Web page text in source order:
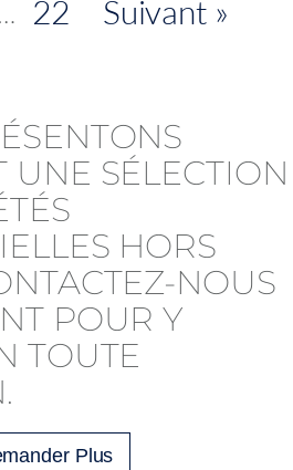
… 22 Suivant »
UNE SÉLECTION
HORS
NOUS
POUR Y
TOUTE
Plus